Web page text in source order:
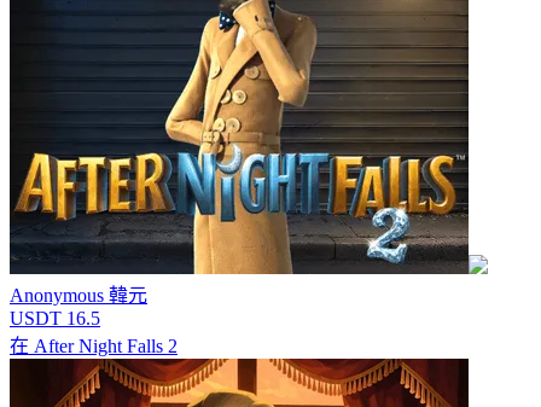
Anonymous 韓元
USDT 16.5
在 After Night Falls 2